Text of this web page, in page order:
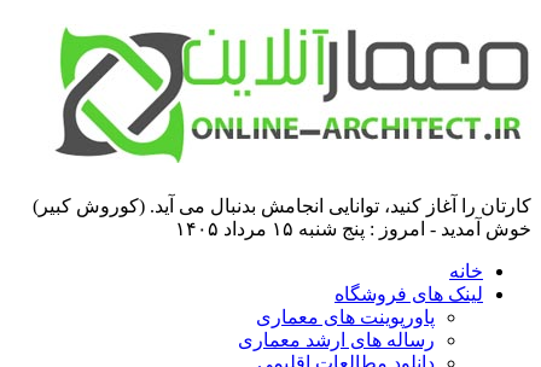
کارتان را آغاز کنید، توانایی انجامش بدنبال می آید. (کوروش کبیر)
خوش آمدید - امروز : پنج شنبه ۱۵ مرداد ۱۴۰۵
خانه
لینک های فروشگاه
پاورپوینت های معماری
رساله های ارشد معماری
دانلود مطالعات اقلیمی